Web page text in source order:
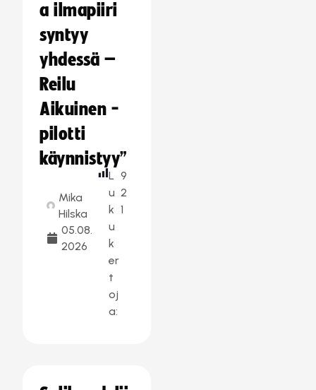
a ilmapiiri
syntyy
yhdessä –
Reilu
Aikuinen -
pilotti
käynnistyy”
Mika
Hilska
05.08.
2026
L
u
k
u
k
er
t
oj
a:
9
2
1